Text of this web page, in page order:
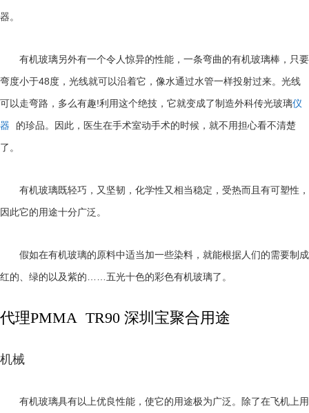
器。
有机玻璃另外有一个令人惊异的性能，一条弯曲的有机玻璃棒，只要
弯度小于48度，光线就可以沿着它，像水通过水管一样投射过来。光线
可以走弯路，多么有趣!利用这个绝技，它就变成了制造外科传光玻璃仪
器 的珍品。因此，医生在手术室动手术的时候，就不用担心看不清楚
了。
有机玻璃既轻巧，又坚韧，化学性又相当稳定，受热而且有可塑性，
因此它的用途十分广泛。
假如在有机玻璃的原料中适当加一些染料，就能根据人们的需要制成
红的、绿的以及紫的 五光十色的彩色有机玻璃了。
代理PMMA TR90 深圳宝聚合用途
机械
有机玻璃具有以上优良性能，使它的用途极为广泛。除了在飞机上用